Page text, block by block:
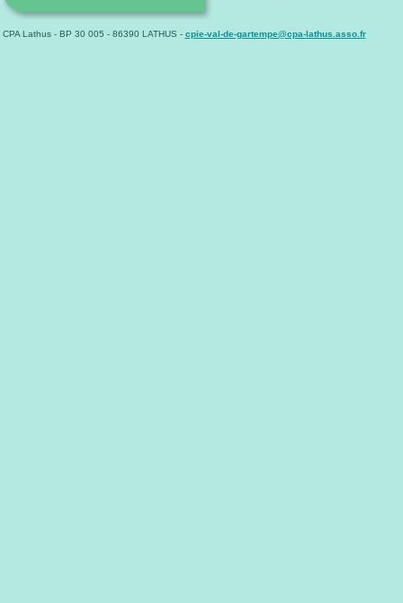
CPA Lathus - BP 30 005 - 86390 LATHUS - cpie-val-de-gartempe@cpa-lathus.asso.fr